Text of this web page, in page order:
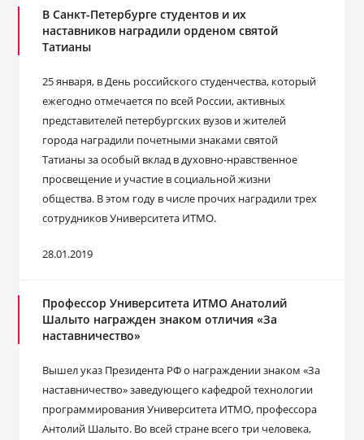
В Санкт-Петербурге студентов и их
наставников наградили орденом святой
Татианы
25 января, в День российского студенчества, который
ежегодно отмечается по всей России, активных
представителей петербургских вузов и жителей
города наградили почетными знаками святой
Татианы за особый вклад в духовно-нравственное
просвещение и участие в социальной жизни
общества. В этом году в числе прочих наградили трех
сотрудников Университета ИТМО.
28.01.2019
Профессор Университета ИТМО Анатолий
Шалыто награжден знаком отличия «За
наставничество»
Вышел указ Президента РФ о награждении знаком «За
наставничество» заведующего кафедрой технологии
программирования Университета ИТМО, профессора
Антолий Шалыто. Во всей стране всего три человека,